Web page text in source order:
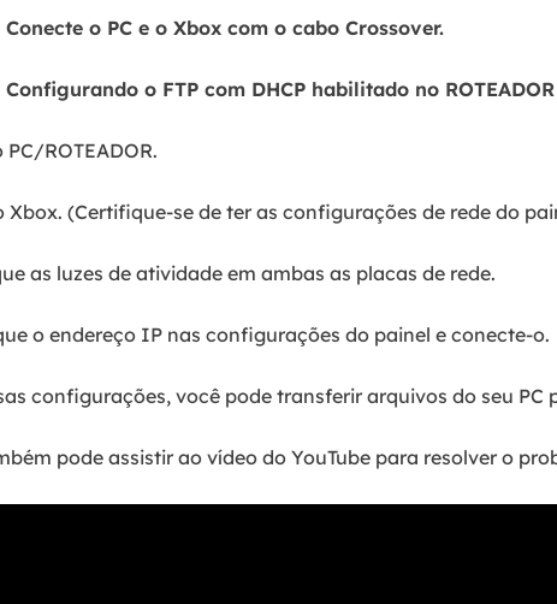
Conecte o PC e o Xbox com o cabo Crossover.
Configurando o FTP com DHCP habilitado no
PC/ROTEADOR.
Xbox. (Certifique-se de ter as configurações de rede do
as luzes de atividade em ambas as placas de rede.
o endereço IP nas configurações do painel e conecte-o.
configurações, você pode transferir arquivos do seu PC
pode assistir ao vídeo do YouTube para resolver o